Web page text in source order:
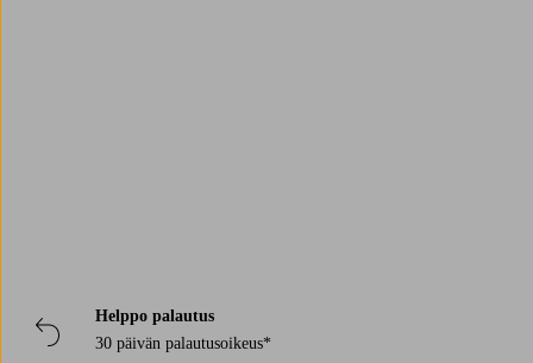
Helppo palautus
30 päivän palautusoikeus*